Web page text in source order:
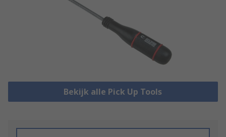
Bekijk alle Pick Up Tools